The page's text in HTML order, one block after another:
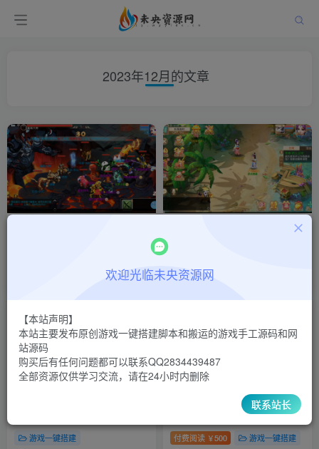
2023年12月的文章
细搭建教程+全套源码
298
大话回合手游【天空西游之回
+全套源码+安卓苹果双端
2年前
APP+多区跨服+GM分级授权
后台游戏一键搭建
【勇闯/格斗之夜阿拉德之义斩
天下】一键全自动搭建脚本
+Linux手工服务端+全套表
+GM授权后台+详细搭建教程
付费阅读 ￥500 游戏一键搭建
欢迎光临未央资源网
【本站声明】
本站主要发布原创游戏一键搭建脚本和搬运的游戏手工源码和网
站源码
购买后有任何问题都可以联系QQ2834439487
全部资源仅供学习交流，请在24小时内删除
联系站长